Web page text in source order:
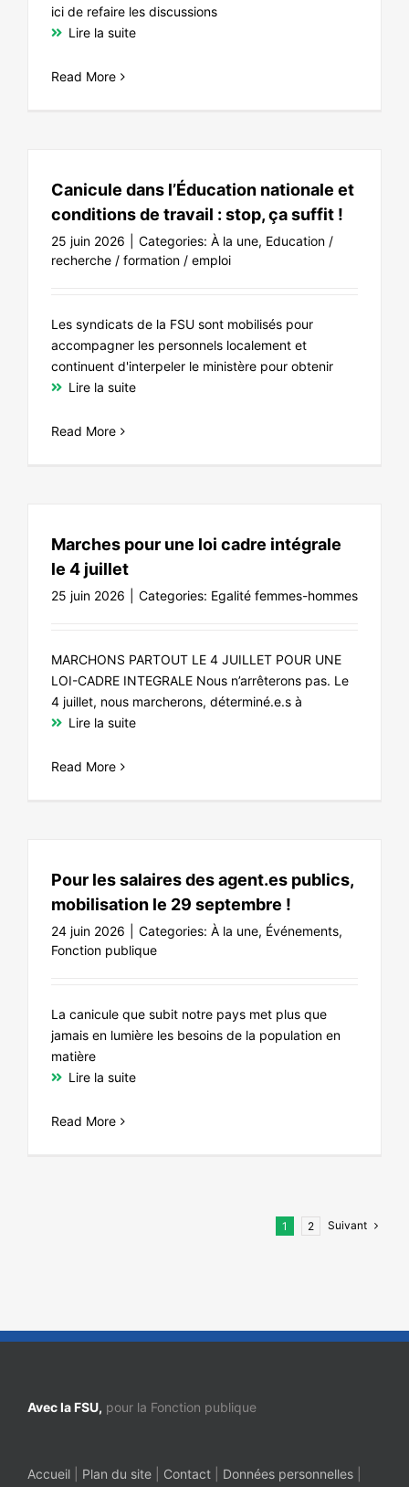
ici de refaire les discussions
Lire la suite
Read More
Canicule dans l’Éducation nationale et
conditions de travail : stop, ça suffit !
25 juin 2026 Categories: À la une, Education /
recherche / formation / emploi
Les syndicats de la FSU sont mobilisés pour
accompagner les personnels localement et
continuent d'interpeler le ministère pour obtenir
Lire la suite
Read More
Marches pour une loi cadre intégrale
le 4 juillet
25 juin 2026 Categories: Egalité femmes-hommes
MARCHONS PARTOUT LE 4 JUILLET POUR UNE
LOI-CADRE INTEGRALE Nous n’arrêterons pas. Le
4 juillet, nous marcherons, déterminé.e.s à
Lire la suite
Read More
Pour les salaires des agent.es publics,
mobilisation le 29 septembre !
24 juin 2026 Categories: À la une, Événements,
Fonction publique
La canicule que subit notre pays met plus que
jamais en lumière les besoins de la population en
matière
Lire la suite
Read More
1 2 Suivant
Avec la FSU, pour la Fonction publique
Accueil Plan du site Contact Données personnelles